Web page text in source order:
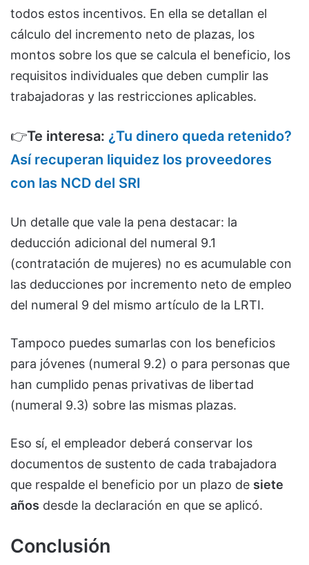
todos estos incentivos. En ella se detallan el
cálculo del incremento neto de plazas, los
montos sobre los que se calcula el beneficio, los
requisitos individuales que deben cumplir las
trabajadoras y las restricciones aplicables.
👉Te interesa: ¿Tu dinero queda retenido?
Así recuperan liquidez los proveedores
con las NCD del SRI
Un detalle que vale la pena destacar: la
deducción adicional del numeral 9.1
(contratación de mujeres) no es acumulable con
las deducciones por incremento neto de empleo
del numeral 9 del mismo artículo de la LRTI.
Tampoco puedes sumarlas con los beneficios
para jóvenes (numeral 9.2) o para personas que
han cumplido penas privativas de libertad
(numeral 9.3) sobre las mismas plazas.
Eso sí, el empleador deberá conservar los
documentos de sustento de cada trabajadora
que respalde el beneficio por un plazo de siete
años desde la declaración en que se aplicó.
Conclusión